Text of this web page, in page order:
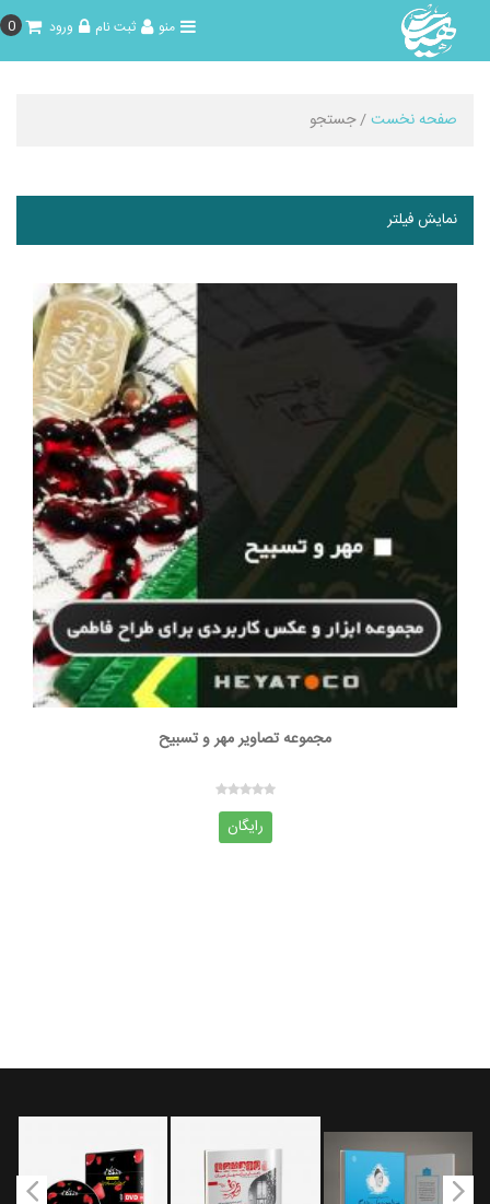
0 ورود ثبت نام منو
صفحه نخست/ جستجو
نمایش فیلتر
مجموعه تصاویر مهر و تسبیح
رایگان